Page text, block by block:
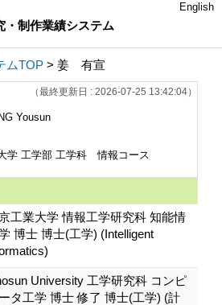
・制作業績システム
English
ムTOP > 姜 有宣
（最終更新日 : 2026-07-25 13:42:04）
Yousun
学 工学部 工学科 情報コース
工業大学 情報工学研究科 知能情
博士 博士(工学) (Intelligent
University 工学研究科 コンピ
タ工学 博士 修了 博士(工学) (計